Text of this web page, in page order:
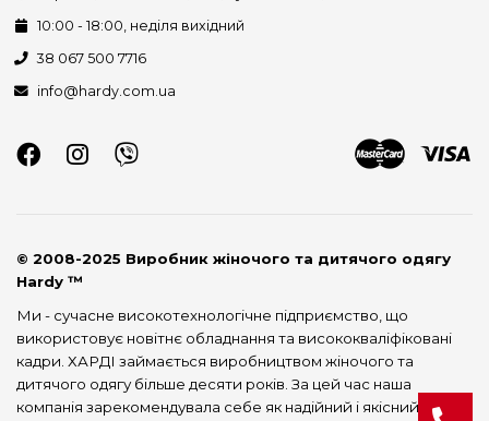
10:00 - 18:00, неділя вихідний
38 067 500 7716
info@hardy.com.ua
© 2008-2025 Виробник жіночого та дитячого одягу
Hardy ™
Ми - сучасне високотехнологічне підприємство, що
використовує новітнє обладнання та висококваліфіковані
кадри. ХАРДІ займається виробництвом жіночого та
дитячого одягу більше десяти років. За цей час наша
компанія зарекомендувала себе як надійний і якісний